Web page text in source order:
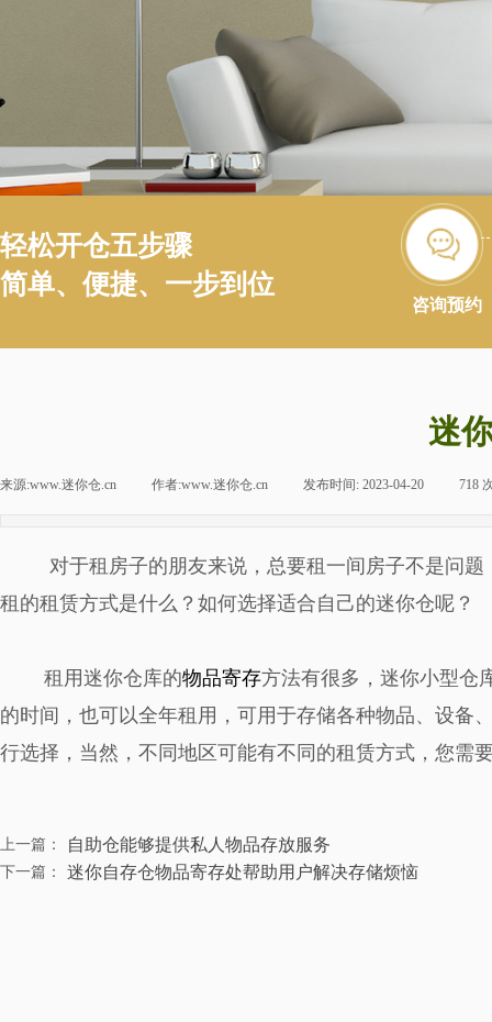
咨询预约
轻松开仓五步骤
简单、便捷、一步到位
迷
来源:www.迷你仓.cn 作者:www.迷你仓.cn 发布时间: 2023-04-20 718
对于租房子的朋友来说，总要租一间房子不是问
租的租赁方式是什么？如何选择适合自己的迷你仓呢？
租用迷你仓库的物品寄存方法有很多，迷你小型仓
的时间，也可以全年租用，可用于存储各种物品、设备
行选择，当然，不同地区可能有不同的租赁方式，您需
上一篇： 自助仓能够提供私人物品存放服务
下一篇： 迷你自存仓物品寄存处帮助用户解决存储烦恼